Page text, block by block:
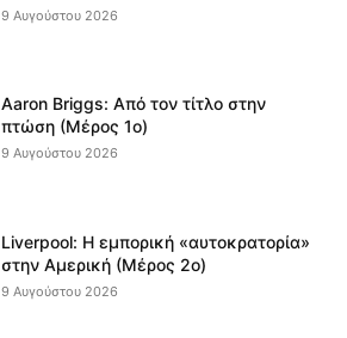
9 Αυγούστου 2026
Aaron Briggs: Από τον τίτλο στην
πτώση (Μέρος 1ο)
9 Αυγούστου 2026
Liverpool: Η εμπορική «αυτοκρατορία»
στην Αμερική (Μέρος 2ο)
9 Αυγούστου 2026